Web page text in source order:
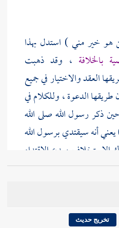
خير مني ) استدل بهذا
بالخلافة ، وقد ذهبت
العقد والاختيار في جميع
طريقها الدعوة ، وللكلام في
ذكر رسول الله صلى الله
أنه سيقتدي برسول الله
الاستخلاف ويدع الاقتداء
55 ]
عنده جائز ، ولكن
عليه وسلم في الترك أولى
على هذا الحديث في باب
تخريج حديث